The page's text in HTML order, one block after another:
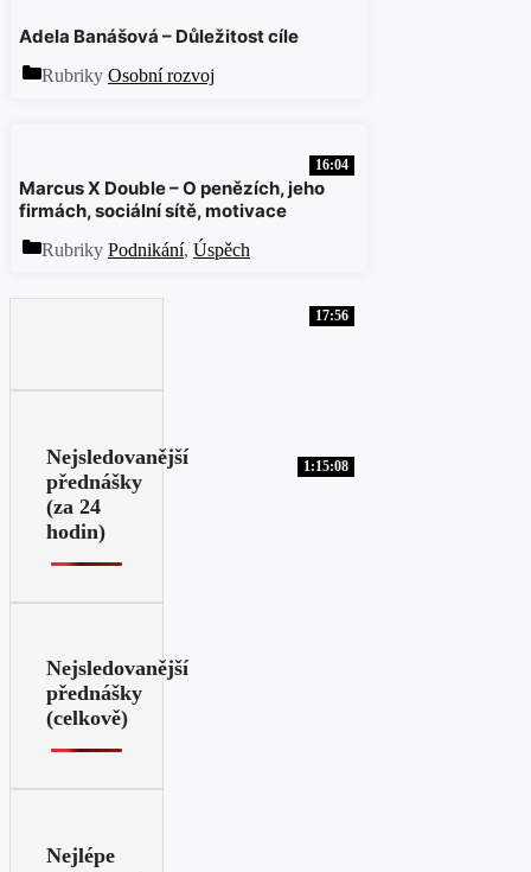
16:04
17:56
Adela Banášová – Důležitost cíle
Rubriky Osobní rozvoj
1:15:08
Marcus X Double – O penězích, jeho
firmách, sociální sítě, motivace
Rubriky Podnikání, Úspěch
Nejsledovanější
přednášky
(za 24
hodin)
Nejsledovanější
přednášky
(celkově)
Nejlépe